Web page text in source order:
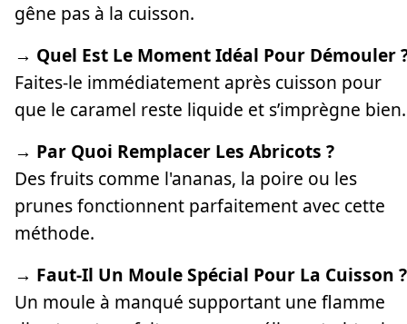
gêne pas à la cuisson.
→ Quel Est Le Moment Idéal Pour Démouler
Faites-le immédiatement après cuisson pour
que le caramel reste liquide et s’imprègne bien.
→ Par Quoi Remplacer Les Abricots ?
Des fruits comme l'ananas, la poire ou les
prunes fonctionnent parfaitement avec cette
méthode.
→ Faut-Il Un Moule Spécial Pour La Cuisson ?
Un moule à manqué supportant une flamme